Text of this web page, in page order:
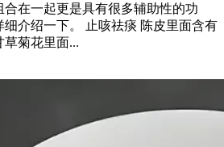
合在一起更是具有很多辅助性的功
细介绍一下。 止咳祛痰 陈皮里面含有
草菊花里面...